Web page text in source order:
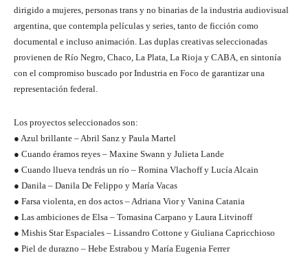
dirigido a mujeres, personas trans y no binarias de la industria audiovisual
argentina, que contempla películas y series, tanto de ficción como
documental e incluso animación. Las duplas creativas seleccionadas
provienen de Río Negro, Chaco, La Plata, La Rioja y CABA, en sintonía
con el compromiso buscado por Industria en Foco de garantizar una
representación federal.
Los proyectos seleccionados son:
● Azul brillante – Abril Sanz y Paula Martel
● Cuando éramos reyes – Maxine Swann y Julieta Lande
● Cuando llueva tendrás un río – Romina Vlachoff y Lucía Alcain
● Danila – Danila De Felippo y María Vacas
● Farsa violenta, en dos actos – Adriana Vior y Vanina Catania
● Las ambiciones de Elsa – Tomasina Carpano y Laura Litvinoff
● Mishis Star Espaciales – Lissandro Cottone y Giuliana Capricchioso
● Piel de durazno – Hebe Estrabou y María Eugenia Ferrer